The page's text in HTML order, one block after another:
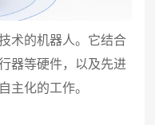
术的机器人。它结合
器等硬件，以及先进
主化的工作。